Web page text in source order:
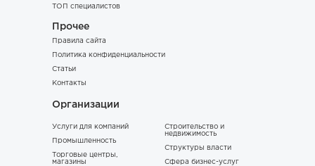
ТОП специалистов
Прочее
Правила сайта
Политика конфиденциальности
Статьи
Контакты
Организации
Услуги для компаний
Промышленность
Торговые центры,
магазины
Строительство и
недвижимость
Структуры власти
Сфера бизнес-услуг